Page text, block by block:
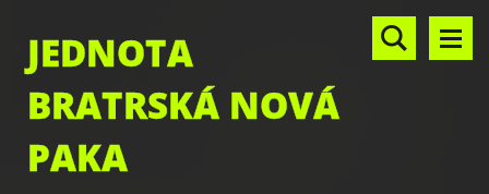
JEDNOTA
BRATRSKÁ NOVÁ
PAKA